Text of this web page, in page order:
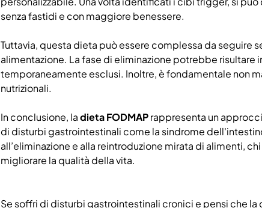
senza fastidi e con maggiore benessere.
Tuttavia, questa dieta può essere complessa da seguire
alimentazione. La fase di eliminazione potrebbe
temporaneamente esclusi. Inoltre, è fondamentale non
nutrizionali.
In conclusione, ladieta FODMAPrappresenta un
di disturbi gastrointestinali come la sindrome
all’eliminazione e alla reintroduzione mirata di alimenti,
migliorare la qualità della vita.
Se soffri di disturbi gastrointestinali cronici e pensi che la